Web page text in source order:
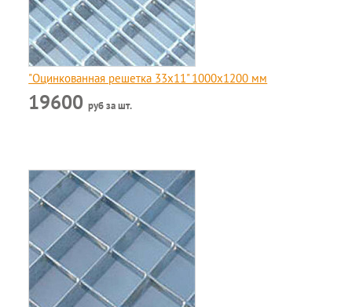
"Оцинкованная решетка 33х11" 1000х1200 мм
19600руб за шт.